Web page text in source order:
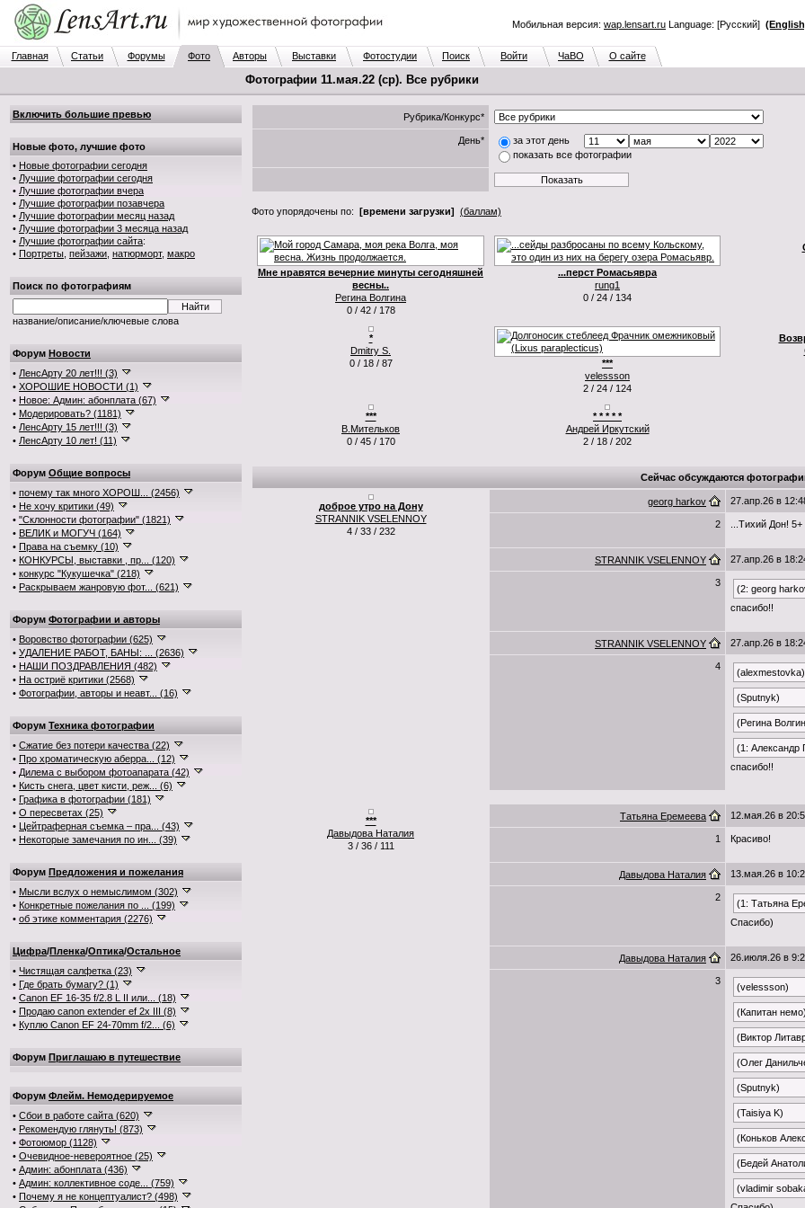
Мобильная версия: wap.lensart.ru Language: [Русский]
Главная Статьи Форумы Фото Авторы Выставки Фотостудии Поиск Войти ЧаВО О сайте
Фотографии 11.мая.22 (ср). Все рубрики
Включить большие превью
Новые фото, лучшие фото
• Новые фотографии сегодня
• Лучшие фотографии сегодня
• Лучшие фотографии вчера
• Лучшие фотографии позавчера
• Лучшие фотографии месяц назад
• Лучшие фотографии 3 месяца назад
• Лучшие фотографии сайта:
• Портреты пейзажи натюрморт, макро
Поиск по фотографиям
название/описание/ключевые слова
Форум Новости
• ЛенсАрту 20 лет!!! (3)
• ХОРОШИЕ НОВОСТИ (1)
• Новое: Админ: абонплата (67)
• Модерировать? (1181)
• ЛенсАрту 15 лет!!! (3)
• ЛенсАрту 10 лет! (11)
Форум Общие вопросы
• почему так много ХОРОШ... (2456)
• Не хочу критики (49)
• "Склонности фотографии" (1821)
• ВЕЛИК и МОГУЧ (164)
• Права на съемку (10)
• КОНКУРСЫ, выставки , пр... (120)
• конкурс "Кукушечка" (218)
• Раскрываем жанровую фот... (621)
Форум Фотографии и авторы
• Воровство фотографии (625)
• УДАЛЕНИЕ РАБОТ, БАНЫ: ... (2636)
• НАШИ ПОЗДРАВЛЕНИЯ (482)
• На остриё критики (2568)
• Фотографии, авторы и неавт... (16)
Форум Техника фотографии
• Сжатие без потери качества (22)
• Про хроматическую аберра... (12)
• Дилема с выбором фотоапарата (42)
• Кисть снега, цвет кисти, реж... (6)
• Графика в фотографии (181)
• О пересветах (25)
• Цейтраферная съемка – пра... (43)
• Некоторые замечания по ин... (39)
Форум Предложения и пожелания
• Мысли вслух о немыслимом (302)
• Конкретные пожелания по ... (199)
• об этике комментария (2276)
Цифра/Пленка/Оптика/Остальное
• Чистящая салфетка (23)
• Где брать бумагу? (1)
• Canon EF 16-35 f/2.8 L II или... (18)
• Продаю canon extender ef 2x III (8)
• Куплю Canon EF 24-70mm f/2... (6)
Форум Приглашаю в путешествие
Форум Флейм. Немодерируемое
• Сбои в работе сайта (620)
• Рекомендую глянуть! (873)
• Фотоюмор (1128)
• Очевидное-невероятное (25)
• Админ: абонплата (436)
• Админ: коллективное соде... (759)
• Почему я не концептуалист? (498)
Рубрика/Конкурс*
День*
за этот день
показать все фотографии
Фото упорядочены по: [времени загрузки] (баллам)
Мне нравятся вечерние минуты сегодняшней
весны..
Регина Волгина
0 / 42 / 178
...перст Ромасьявра
rung1
0 / 24 / 134
*
Dmitry S.
0 / 18 / 87
***
velessson
2 / 24 / 124
***
В.Мительков
0 / 45 / 170
* * * * *
Андрей Иркутский
2 / 18 / 202
Сейчас обсуждаются
доброе утро на Дону
STRANNIK VSELENNOY
4 / 33 / 232
georg harkov 27.апр.26 в
2 ...Тихий Дон! 5+
STRANNIK VSELENNOY 27.апр.26 в
3
(2: georg
спасибо!!
STRANNIK VSELENNOY 27.апр.26 в
4
(alexmestovka)
(Sputnyk)
(Регина
(1: Александр
спасибо!!
***
Давыдова Наталия
3 / 36 / 111
Татьяна Еремеева 12.мая.26 в
1 Красиво!
Давыдова Наталия 13.мая.26 в
2
(1: Татьяна
Спасибо)
Давыдова Наталия 26.июля.26 в
3
(velessson)
(Капитан немо)
(Виктор
(Олег
(Sputnyk)
(Taisiya K)
(Коньков
(Бедей
(vladimir